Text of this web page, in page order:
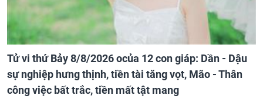
Tử vi thứ Bảy 8/8/2026 ocủa 12 con giáp: Dần - Dậu
sự nghiệp hưng thịnh, tiền tài tăng vọt, Mão - Thân
công việc bất trắc, tiền mất tật mang